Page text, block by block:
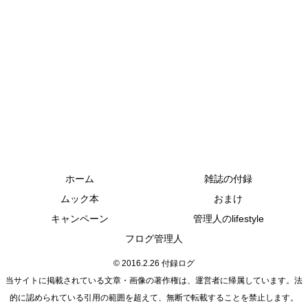
ホーム
雑誌の付録
ムック本
おまけ
キャンペーン
管理人のlifestyle
フログ管理人
© 2016.2.26 付録ログ
当サイトに掲載されている文章・画像の著作権は、運営者に帰属しています。法
的に認められている引用の範囲を超えて、無断で転載することを禁止します。